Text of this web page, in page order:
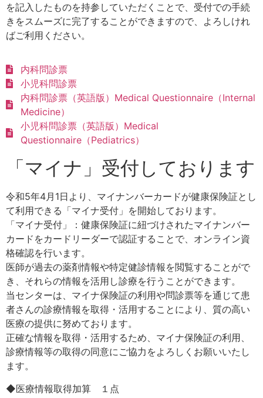
を記入したものを持参していただくことで、受付での手続
きをスムーズに完了することができますので、よろしけれ
ばご利用ください。
内科問診票
小児科問診票
内科問診票（英語版）Medical Questionnaire（Internal
Medicine）
小児科問診票（英語版）Medical
Questionnaire（Pediatrics）
「マイナ」受付しております
令和5年4月1日より、マイナンバーカードが健康保険証とし
て利用できる 「マイナ受付」を開始しております。
「マイナ受付」：健康保険証に紐づけされたマイナンバー
カードをカードリ ーダーで認証することで、オンライン資
格確認を行います。
医師が過去の薬剤情報や特定健診情報を閲覧することがで
き、それらの情報 を活用し診療を行うことができます。
当センターは、マイナ保険証の利用や問診票等を通じて患
者さんの診療情報 を取得・活用することにより、質の高い
医療の提供に努めております。
正確な情報を取得・活用するため、マイナ保険証の利用、
診療情報等の取得の同意にご協力をよろしくお願いいたし
ます。
◆医療情報取得加算 １点